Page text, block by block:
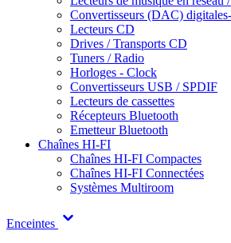
Convertisseurs (DAC)
Lecteurs CD
Drives / Transports CD
Tuners / Radio
Horloges - Clock
Convertisseurs USB / SPDIF
Lecteurs de cassettes
Récepteurs Bluetooth
Emetteur Bluetooth
Chaînes HI-FI
Chaînes HI-FI Compactes
Chaînes HI-FI Connectées
Systèmes Multiroom
Enceintes